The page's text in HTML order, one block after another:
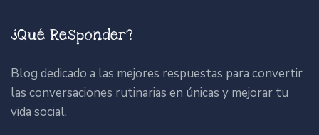
¿Qué Responder?
Blog dedicado a las mejores respuestas para convertir
las conversaciones rutinarias en únicas y mejorar tu
vida social.